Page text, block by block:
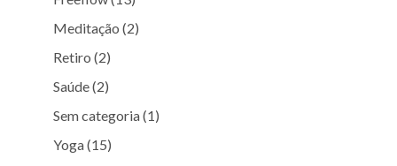
Meditação (2)
Retiro (2)
Saúde(2)
Sem categoria(1)
Yoga(15)